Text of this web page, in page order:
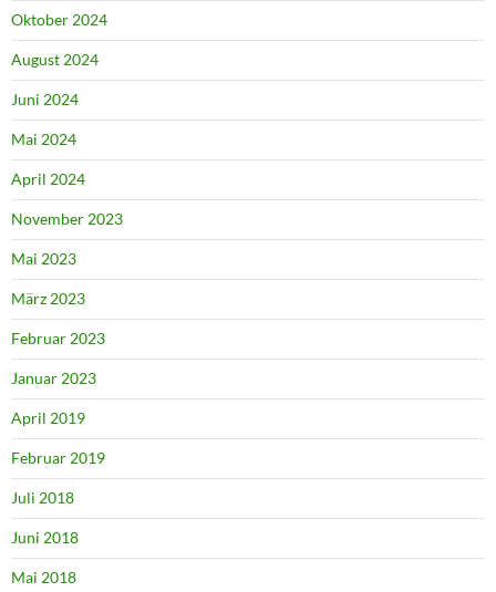
Oktober 2024
August 2024
Juni 2024
Mai 2024
April 2024
November 2023
Mai 2023
März 2023
Februar 2023
Januar 2023
April 2019
Februar 2019
Juli 2018
Juni 2018
Mai 2018